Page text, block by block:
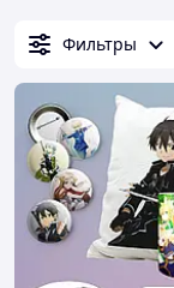
Фильтры